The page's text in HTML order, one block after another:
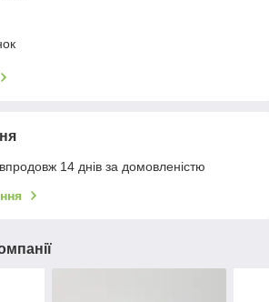
14 днів за домовленістю